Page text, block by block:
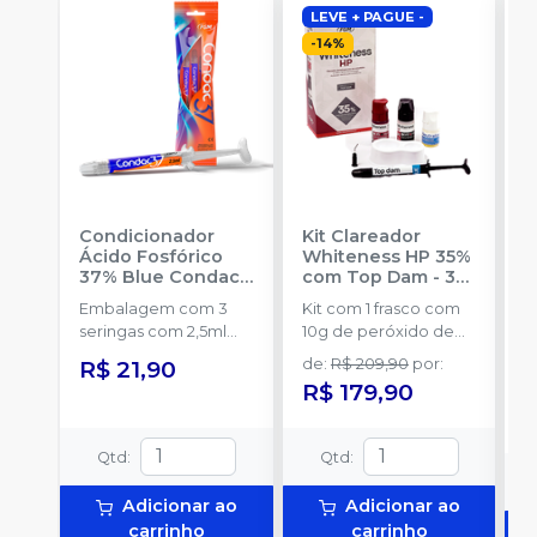
Condicionador
Ácido Fosfórico
37% Blue Condac-
FGM
Embalagem com 3
seringas com 2,5ml
cada uma e 3
ponteiras para
R$ 21,90
Qtd :
Adicionar ao
carrinho
LEVE + PAGUE -
-14%
Kit Clareador
Whiteness HP 35%
com Top Dam - 3
Pacientes
Kit com 1 frasco com
10g de peróxido de
hidrogênio
concentrado + 1 frasco
com 5g de
com 2g de solução
Neutralize
(neutralizante de
peróxidos) + 1
de: R$ 209,90 por:
R$ 179,90
Qtd :
Adicionar ao
carrinho